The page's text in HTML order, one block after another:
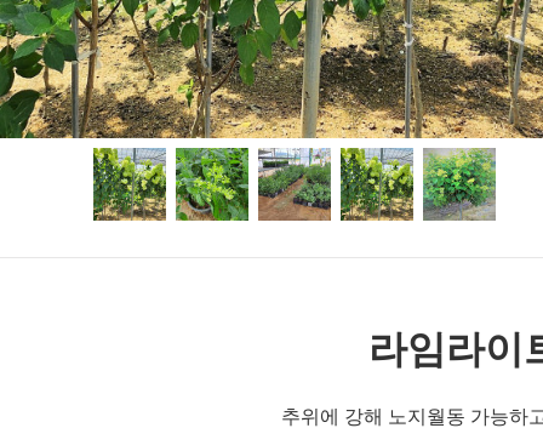
라임라이
추위에 강해 노지월동 가능하